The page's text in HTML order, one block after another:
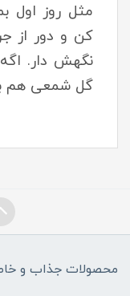
مثل روز اول
کن و دور از
نگهش دار.
گل شمعی هم
محصولات جذاب و